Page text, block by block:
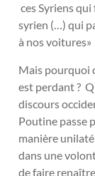
ces Syriens
syrien (…) qui
à nos voitures»
Mais pourquoi
est perdant ?
discours
Poutine passe
manière
dans une
de faire